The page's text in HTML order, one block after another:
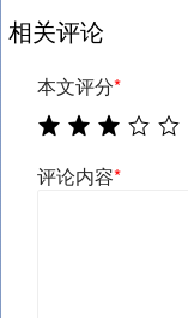
相关评论
本文评分*
评论内容*